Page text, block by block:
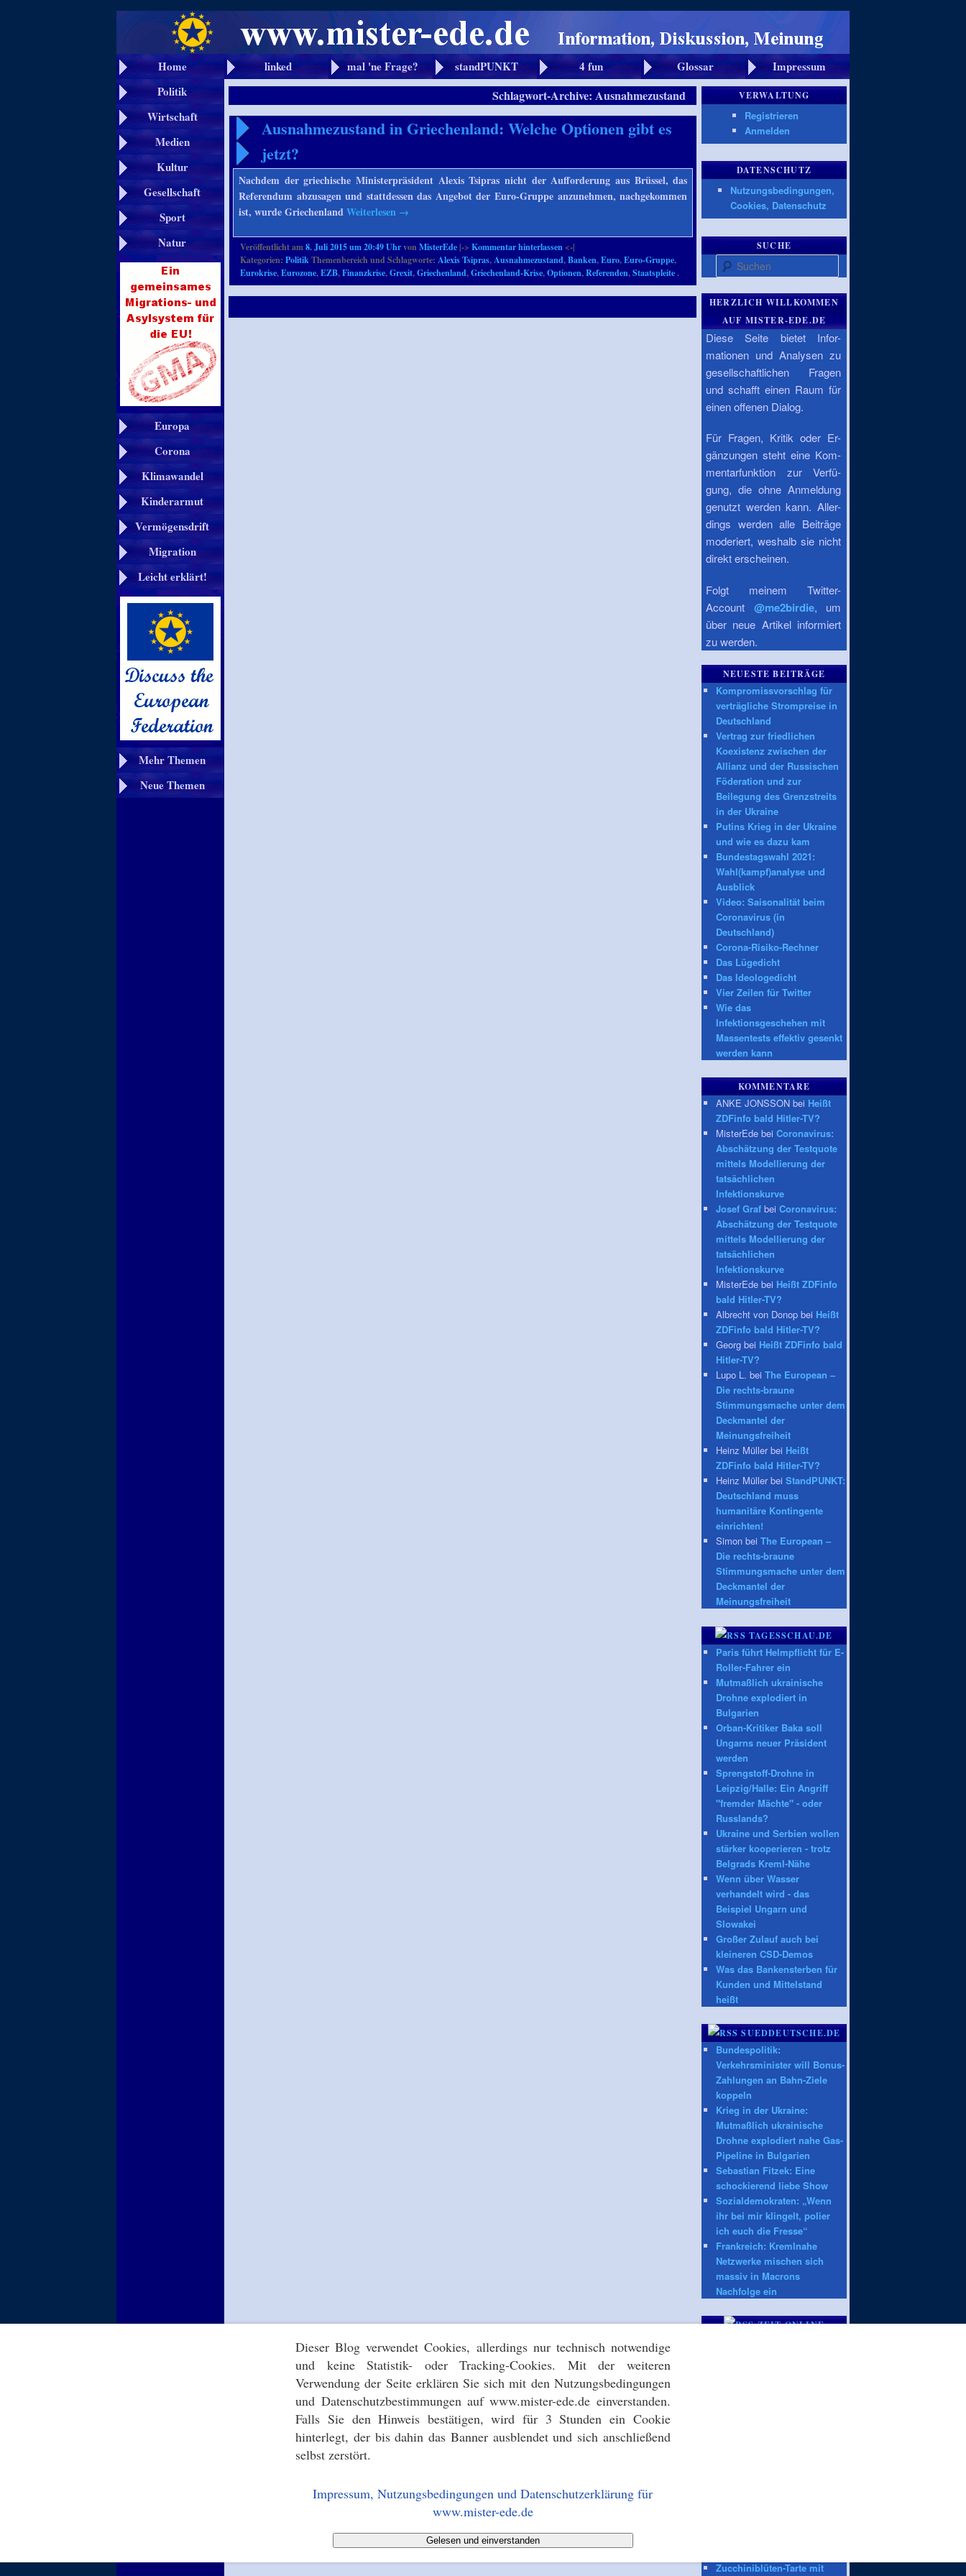
Dieser Blog verwendet Cookies, allerdings nur technisch notwendige
und keine Statistik- oder Tracking-Cookies. Mit der weiteren
Verwendung der Seite erklären Sie sich mit den Nutzungsbedingungen
und Datenschutzbestimmungen auf www.mister-ede.de einverstanden.
Falls Sie den Hinweis bestätigen, wird für 3 Stunden ein Cookie
hinterlegt, der bis dahin das Banner ausblendet und sich anschließend
selbst zerstört.
Impressum, Nutzungsbedingungen und Datenschutzerklärung für
www.mister-ede.de
Gelesen und einverstanden
Home linked mal 'ne Frage? standPUNKT 4 fun Glossar
Impressum
Politik
Wirtschaft
Medien
Kultur
Gesellschaft
Sport
Natur
Europa
Corona
Klimawandel
Kinderarmut
Vermögensdrift
Migration
Leicht erklärt!
Mehr Themen
Neue Themen
Schlagwort-Archive:Ausnahmezustand
Ausnahmezustand in Griechenland: Welche Optionen gibt es
jetzt?
Nachdem der griechische Ministerpräsident Alexis Tsipras nicht der Aufforderung aus Brüssel, das
Referendum abzusagen und stattdessen das Angebot der Euro-Gruppe anzunehmen, nachgekommen
ist, wurde GriechenlandWeiterlesen →
Veröffentlicht am8. Juli 2015 um 20:49 UhrvonMisterEde |->Kommentar hinterlassen <-|
Kategorien:PolitikThemenbereich und Schlagworte:Alexis Tsipras,Ausnahmezustand,Banken,Euro,Euro-Gruppe,
Eurokrise,Eurozone,EZB,Finanzkrise,Grexit,Griechenland,Griechenland-Krise,Optionen,Referenden,Staatspleite.
VERWALTUNG
Registrieren
Anmelden
DATENSCHUTZ
Nutzungsbedingungen,
Cookies, Datenschutz
SUCHE
Suchen
HERZLICH WILLKOMMEN
AUF MISTER-EDE.DE
Diese Seite bietet Infor-
mationen und Analysen zu
gesellschaftlichen Fragen
und schafft einen Raum für
einen offenen Dialog.
Für Fragen, Kritik oder Er-
gänzungen steht eine Kom-
mentarfunktion zur Verfü-
gung, die ohne Anmeldung
genutzt werden kann. Aller-
dings werden alle Beiträge
moderiert, weshalb sie nicht
direkt erscheinen.
Folgt meinem Twitter-
Account @me2birdie, um
über neue Artikel informiert
zu werden.
NEUESTE BEITRÄGE
Kompromissvorschlag für
verträgliche Strompreise in
Deutschland
Vertrag zur friedlichen
Koexistenz zwischen der
Allianz und der Russischen
Föderation und zur
Beilegung des Grenzstreits
in der Ukraine
Putins Krieg in der Ukraine
und wie es dazu kam
Bundestagswahl 2021:
Wahl(kampf)analyse und
Ausblick
Video: Saisonalität beim
Coronavirus (in
Deutschland)
Corona-Risiko-Rechner
Das Lügedicht
Das Ideologedicht
Vier Zeilen für Twitter
Wie das
Infektionsgeschehen mit
Massentests effektiv gesenkt
werden kann
KOMMENTARE
ANKE JONSSON bei Heißt
ZDFinfo bald Hitler-TV?
MisterEde bei Coronavirus:
Abschätzung der Testquote
mittels Modellierung der
tatsächlichen
Infektionskurve
Josef Graf bei Coronavirus:
Abschätzung der Testquote
mittels Modellierung der
tatsächlichen
Infektionskurve
MisterEde bei Heißt ZDFinfo
bald Hitler-TV?
Albrecht von Donop bei Heißt
ZDFinfo bald Hitler-TV?
Georg bei Heißt ZDFinfo bald
Hitler-TV?
Lupo L. bei The European –
Die rechts-braune
Stimmungsmache unter dem
Deckmantel der
Meinungsfreiheit
Heinz Müller bei Heißt
ZDFinfo bald Hitler-TV?
Heinz Müller bei StandPUNKT:
Deutschland muss
humanitäre Kontingente
einrichten!
Simon bei The European –
Die rechts-braune
Stimmungsmache unter dem
Deckmantel der
Meinungsfreiheit
TAGESSCHAU.DE
Paris führt Helmpflicht für E-
Roller-Fahrer ein
Mutmaßlich ukrainische
Drohne explodiert in
Bulgarien
Orban-Kritiker Baka soll
Ungarns neuer Präsident
werden
Sprengstoff-Drohne in
Leipzig/Halle: Ein Angriff
"fremder Mächte" - oder
Russlands?
Ukraine und Serbien wollen
stärker kooperieren - trotz
Belgrads Kreml-Nähe
Wenn über Wasser
verhandelt wird - das
Beispiel Ungarn und
Slowakei
Großer Zulauf auch bei
kleineren CSD-Demos
Was das Bankensterben für
Kunden und Mittelstand
heißt
SUEDDEUTSCHE.DE
Bundespolitik:
Verkehrsminister will Bonus-
Zahlungen an Bahn-Ziele
koppeln
Krieg in der Ukraine:
Mutmaßlich ukrainische
Drohne explodiert nahe Gas-
Pipeline in Bulgarien
Sebastian Fitzek: Eine
schockierend liebe Show
Sozialdemokraten: „Wenn
ihr bei mir klingelt, polier
ich euch die Fresse“
Frankreich: Kremlnahe
Netzwerke mischen sich
massiv in Macrons
Nachfolge ein
ZEIT ONLINE
Zucchiniblüten-Tarte mit